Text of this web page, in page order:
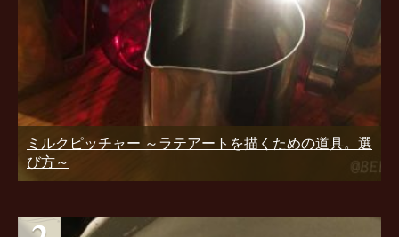
ミルクピッチャー ～ラテアートを描くための道具。選
び方～